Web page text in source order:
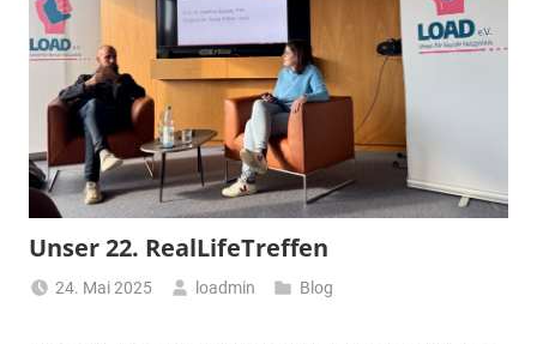
Unser 22. RealLifeTreffen
24. Mai 2025 loadmin Blog